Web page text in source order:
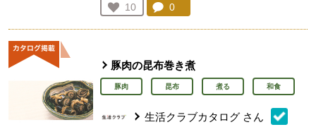
お気に入り登録：
10
人が登録
コメント：
0
豚肉の昆布巻き煮
豚肉 昆布 煮る 和食
生活クラブカタログ さん